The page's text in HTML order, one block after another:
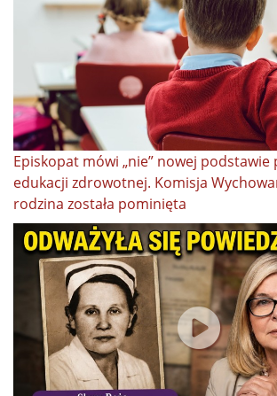
Episkopat mówi „nie” nowej
edukacji zdrowotnej. Komisja
rodzina została pominięta